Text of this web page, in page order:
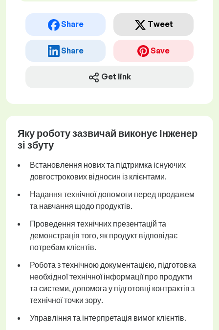
Share Tweet
Share Save
Get link
Яку роботу зазвичай виконує Інженер
зі збуту
Встановлення нових та підтримка існуючих
довгострокових відносин із клієнтами.
Надання технічної допомоги перед продажем
та навчання щодо продуктів.
Проведення технічних презентацій та
демонстрація того, як продукт відповідає
потребам клієнтів.
Робота з технічною документацією, підготовка
необхідної технічної інформації про продукти
та системи, допомога у підготовці контрактів з
технічної точки зору.
Управління та інтерпретація вимог клієнтів.